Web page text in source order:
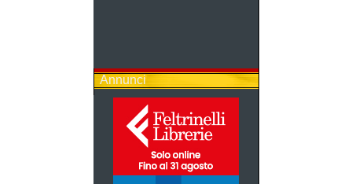
Annunci